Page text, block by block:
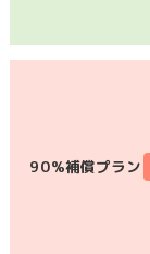
90%補償プラン